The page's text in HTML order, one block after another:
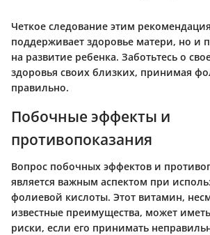
Четкое следование этим
поддерживает здоровье матери, но и
на развитие ребенка. Заботьтесь о
здоровья своих близких, принимая
правильно.
Побочные эффекты и
противопоказания
Вопрос побочных эффектов и
является важным аспектом при
фолиевой кислоты. Этот витамин,
известные преимущества, может
риски, если его принимать